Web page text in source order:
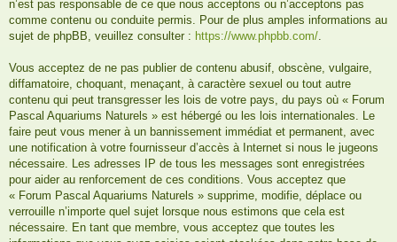
n’est pas responsable de ce que nous acceptons ou n’acceptons pas
comme contenu ou conduite permis. Pour de plus amples informations au
sujet de phpBB, veuillez consulter : https://www.phpbb.com/.
Vous acceptez de ne pas publier de contenu abusif, obscène, vulgaire,
diffamatoire, choquant, menaçant, à caractère sexuel ou tout autre
contenu qui peut transgresser les lois de votre pays, du pays où « Forum
Pascal Aquariums Naturels » est hébergé ou les lois internationales. Le
faire peut vous mener à un bannissement immédiat et permanent, avec
une notification à votre fournisseur d’accès à Internet si nous le jugeons
nécessaire. Les adresses IP de tous les messages sont enregistrées
pour aider au renforcement de ces conditions. Vous acceptez que
« Forum Pascal Aquariums Naturels » supprime, modifie, déplace ou
verrouille n’importe quel sujet lorsque nous estimons que cela est
nécessaire. En tant que membre, vous acceptez que toutes les